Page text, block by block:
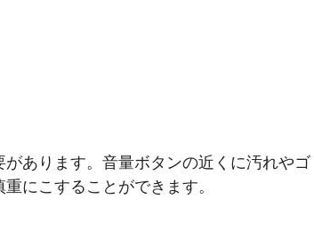
あります。音量ボタンの近くに汚れやゴ
にこすることができます。